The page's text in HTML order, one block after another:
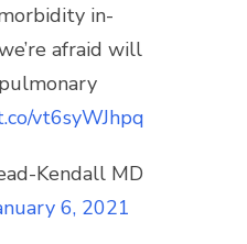
in-
afraid will
vt6syWJhpq
Kendall MD
6, 2021